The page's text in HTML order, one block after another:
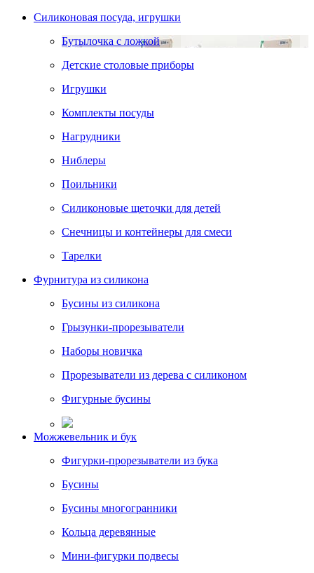
Силиконовая посуда, игрушки
Бутылочка с ложкой
Детские столовые приборы
Игрушки
Комплекты посуды
Нагрудники
Ниблеры
Поильники
Силиконовые щеточки для детей
Снечницы и контейнеры для смеси
Тарелки
Фурнитура из силикона
Бусины из силикона
Грызунки-прорезыватели
Наборы новичка
Прорезыватели из дерева с силиконом
Фигурные бусины
Можжевельник и бук
Фигурки-прорезыватели из бука
Бусины
Бусины многогранники
Кольца деревянные
Мини-фигурки подвесы